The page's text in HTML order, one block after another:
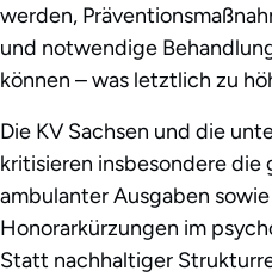
werden,
und notwendige
können – was letztlich zu
Die KV Sachsen und die
kritisieren insbesondere die
ambulanter Ausgaben
Honorarkürzungen im
Statt nachhaltiger